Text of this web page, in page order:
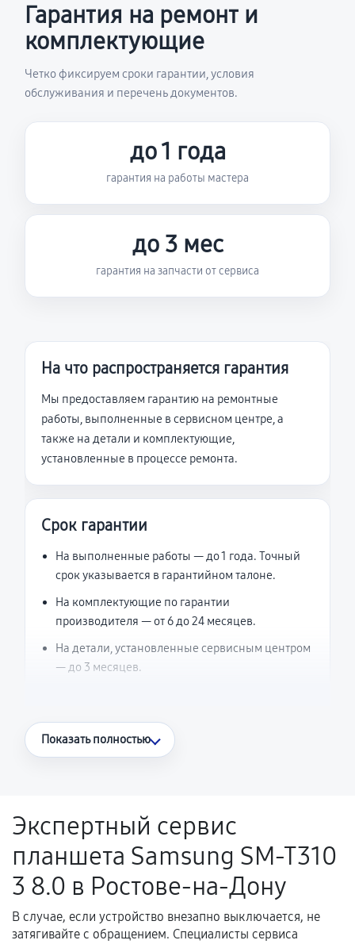
Гарантия на ремонт и
комплектующие
Четко фиксируем сроки гарантии, условия
обслуживания и перечень документов.
до 1 года
гарантия на работы мастера
до 3 мес
гарантия на запчасти от сервиса
На что распространяется гарантия
Мы предоставляем гарантию на ремонтные
работы, выполненные в сервисном центре, а
также на детали и комплектующие,
установленные в процессе ремонта.
Срок гарантии
На выполненные работы — до 1 года. Точный
срок указывается в гарантийном талоне.
На комплектующие по гарантии
производителя — от 6 до 24 месяцев.
На детали, установленные сервисным центром
— до 3 месяцев.
Что считается гарантийным случаем
Поломка установленной детали при
нормальной эксплуатации в течение
гарантийного срока.
Несоответствие комплектующей заявленным
техническим характеристикам.
Показать полностью
Экспертный сервис
планшета Samsung SM-T310
3 8.0 в Ростове-на-Дону
В случае, если устройство внезапно выключается, не
затягивайте с обращением. Специалисты сервиса